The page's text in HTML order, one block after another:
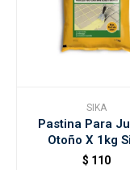
SIKA
Pastina Para
Otoño X 1kg
$ 110